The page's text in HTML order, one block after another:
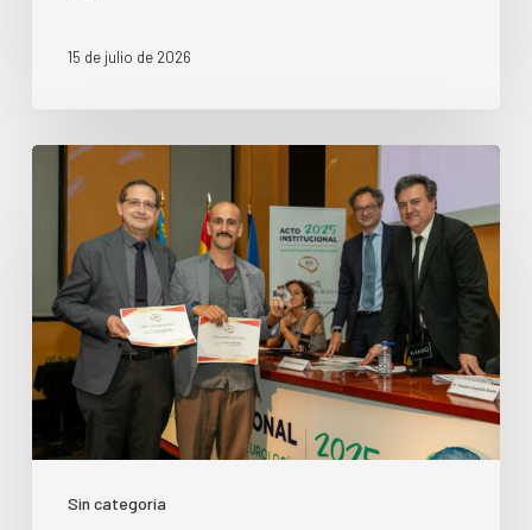
15 de julio de 2026
Sin categoría